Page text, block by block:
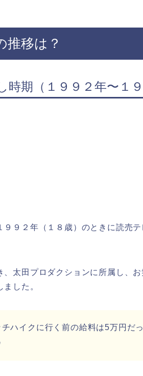
推移は？
時期（１９９２年〜１９
９２年（１８歳）のときに読売
、太田プロダクションに所属し、
した。
チハイクに行く前の給料は5万円だ